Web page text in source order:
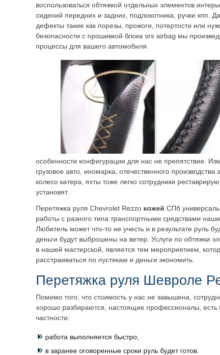
воспользоваться обтяжкой отдельных элементов
сидений передних и задних, подлокотника, ручки кпп.
дефекты такие как порезы, прожоги, потертости или
безопасности с прошивкой блока srs airbag мы
процессы для вашего автомобиля.
особенности конфигурации для нас не препятствие.
грузовое авто, иномарка, отечественного
колесо катера, яхты тоже легко сотрудники
установят.
Перетяжка руля Chevrolet Rezzo кожей СПб
работы с разного типа транспортными средствами
Любитель может что-то не учесть и в результате руль
деньги будут выброшены на ветер. Услуги по обтяжки
в нашей мастерской, является тем мероприятием,
расстраиваться по пустякам и деньги экономить.
Перетяжка руля Шевроле
Помимо того, что стоимость у нас не завышена,
хорошо разбираются, настоящие профессионалы, есть
частности:
работа выполняется быстро;
в заранее оговоренные сроки руль будет готов.